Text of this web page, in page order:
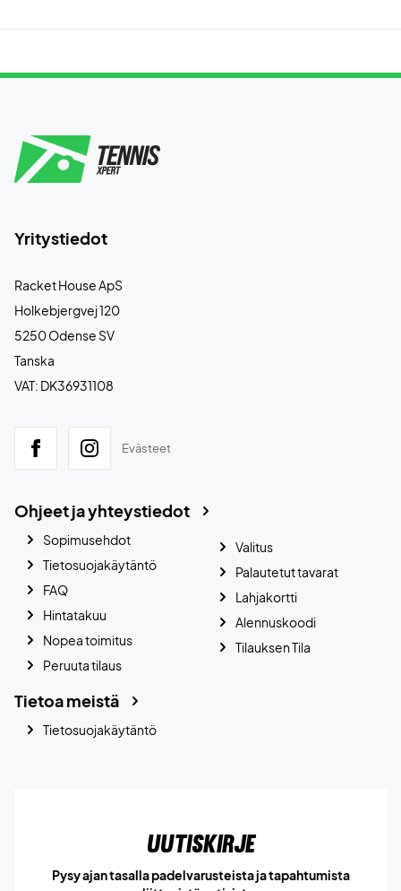
Yritystiedot
Racket House ApS
Holkebjergvej 120
5250 Odense SV
Tanska
VAT: DK36931108
Evästeet
Ohjeet ja yhteystiedot
Sopimusehdot
Tietosuojakäytäntö
FAQ
Hintatakuu
Nopea toimitus
Peruuta tilaus
Valitus
Palautetut tavarat
Lahjakortti
Alennuskoodi
Tilauksen Tila
Tietoa meistä
Tietosuojakäytäntö
Uutiskirje
Pysy ajan tasalla padelvarusteista ja tapahtumista